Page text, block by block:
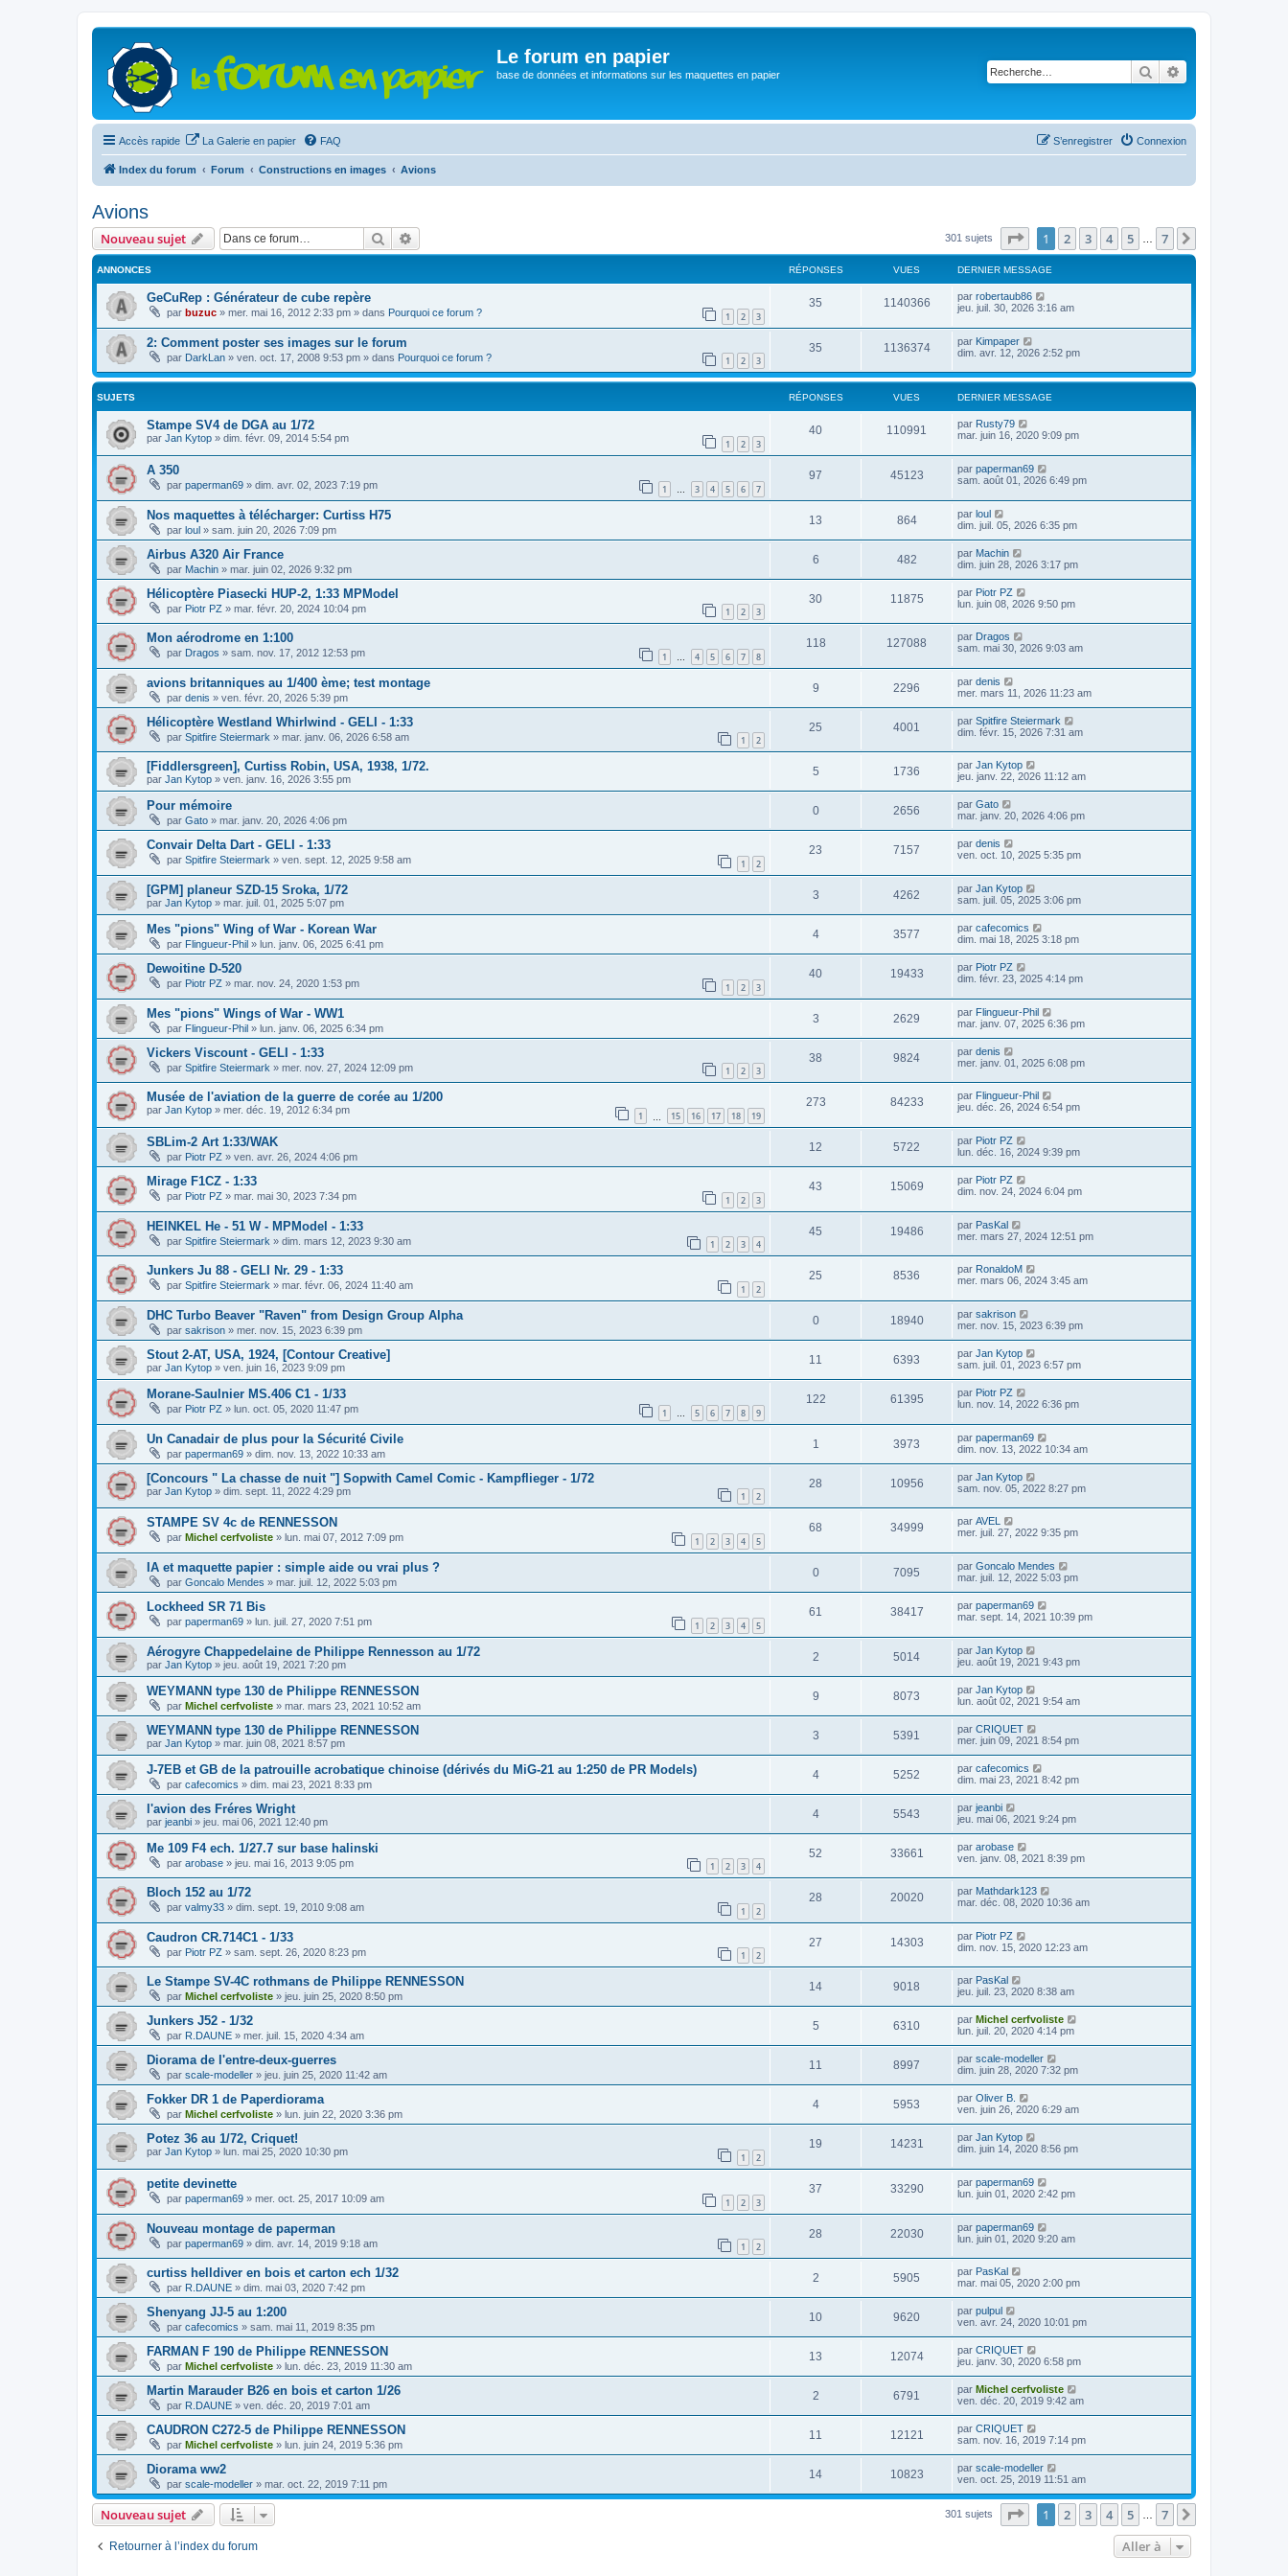
Le forum en papier
base de données et informations sur les maquettes en papier Rechercher
Accès rapide La Galerie en papier FAQ Connexion
S’enregistrer
Index du forum Forum Constructions en images Avions
Avions
Nouveau sujet Rechercher 301 sujets Page sur7
1 2 3 4 5 7
ANNONCES RÉPONSES VUES DERNIER MESSAGE
GeCuRep : Générateur de cube repère
par buzuc » mer. mai 16, 2012 2:33 pm » dans Pourquoi ce forum ? 1 2 3
35 1140366 par robertaub86
jeu. juil. 30, 2026 3:16 am
2: Comment poster ses images sur le forum
par DarkLan » ven. oct. 17, 2008 9:53 pm » dans Pourquoi ce forum ? 1 2 3
35 1136374 par Kimpaper
dim. avr. 12, 2026 2:52 pm
SUJETS RÉPONSES VUES DERNIER MESSAGE
Stampe SV4 de DGA au 1/72
par Jan Kytop » dim. févr. 09, 2014 5:54 pm 1 2 3
40 110991 par Rusty79
mar. juin 16, 2020 9:09 pm
A 350
par paperman69 » dim. avr. 02, 2023 7:19 pm 1 … 3 4 5 6 7
97 45123 par paperman69
sam. août 01, 2026 6:49 pm
Nos maquettes à télécharger: Curtiss H75
par loul » sam. juin 20, 2026 7:09 pm
13 864 par loul
dim. juil. 05, 2026 6:35 pm
Airbus A320 Air France
par Machin » mar. juin 02, 2026 9:32 pm
6 482 par Machin
dim. juin 28, 2026 3:17 pm
Hélicoptère Piasecki HUP-2, 1:33 MPModel
par Piotr PZ » mar. févr. 20, 2024 10:04 pm 1 2 3
30 11875 par Piotr PZ
lun. juin 08, 2026 9:50 pm
Mon aérodrome en 1:100
par Dragos » sam. nov. 17, 2012 12:53 pm 1 … 4 5 6 7 8
118 127088 par Dragos
sam. mai 30, 2026 9:03 am
avions britanniques au 1/400 ème; test montage
par denis » ven. févr. 20, 2026 5:39 pm
9 2296 par denis
mer. mars 11, 2026 11:23 am
Hélicoptère Westland Whirlwind - GELI - 1:33
par Spitfire Steiermark » mar. janv. 06, 2026 6:58 am 1 2
25 4001 par Spitfire Steiermark
dim. févr. 15, 2026 7:31 am
[Fiddlersgreen], Curtiss Robin, USA, 1938, 1/72.
par Jan Kytop » ven. janv. 16, 2026 3:55 pm
5 1736 par Jan Kytop
jeu. janv. 22, 2026 11:12 am
Pour mémoire
par Gato » mar. janv. 20, 2026 4:06 pm
0 2656 par Gato
mar. janv. 20, 2026 4:06 pm
Convair Delta Dart - GELI - 1:33
par Spitfire Steiermark » ven. sept. 12, 2025 9:58 am 1 2
23 7157 par denis
ven. oct. 10, 2025 5:35 pm
[GPM] planeur SZD-15 Sroka, 1/72
par Jan Kytop » mar. juil. 01, 2025 5:07 pm
3 4262 par Jan Kytop
sam. juil. 05, 2025 3:06 pm
Mes "pions" Wing of War - Korean War
par Flingueur-Phil » lun. janv. 06, 2025 6:41 pm
4 3577 par cafecomics
dim. mai 18, 2025 3:18 pm
Dewoitine D-520
par Piotr PZ » mar. nov. 24, 2020 1:53 pm 1 2 3
40 19433 par Piotr PZ
dim. févr. 23, 2025 4:14 pm
Mes "pions" Wings of War - WW1
par Flingueur-Phil » lun. janv. 06, 2025 6:34 pm
3 2629 par Flingueur-Phil
mar. janv. 07, 2025 6:36 pm
Vickers Viscount - GELI - 1:33
par Spitfire Steiermark » mer. nov. 27, 2024 12:09 pm 1 2 3
38 9824 par denis
mer. janv. 01, 2025 6:08 pm
Musée de l'aviation de la guerre de corée au 1/200
par Jan Kytop » mer. déc. 19, 2012 6:34 pm 1 15 16 17 18 19
273 84233 par Flingueur-Phil
jeu. déc. 26, 2024 6:54 pm
SBLim-2 Art 1:33/WAK
par Piotr PZ » ven. avr. 26, 2024 4:06 pm
12 5722 par Piotr PZ
lun. déc. 16, 2024 9:39 pm
Mirage F1CZ - 1:33
par Piotr PZ » mar. mai 30, 2023 7:34 pm 1 2 3
43 15069 par Piotr PZ
dim. nov. 24, 2024 6:04 pm
HEINKEL He - 51 W - MPModel - 1:33
par Spitfire Steiermark » dim. mars 12, 2023 9:30 am 1 2 3 4
45 19486 par PasKal
mer. mars 27, 2024 12:51 pm
Junkers Ju 88 - GELI Nr. 29 - 1:33
par Spitfire Steiermark » mar. févr. 06, 2024 11:40 am 1 2
25 8536 par RonaldoM
mer. mars 06, 2024 3:45 am
DHC Turbo Beaver "Raven" from Design Group Alpha
par sakrison » mer. nov. 15, 2023 6:39 pm
0 18940 par sakrison
mer. nov. 15, 2023 6:39 pm
Stout 2-AT, USA, 1924, [Contour Creative]
par Jan Kytop » ven. juin 16, 2023 9:09 pm
11 6393 par Jan Kytop
sam. juil. 01, 2023 6:57 pm
Morane-Saulnier MS.406 C1 - 1/33
par Piotr PZ » lun. oct. 05, 2020 11:47 pm 1 … 5 6 7 8 9
122 61395 par Piotr PZ
lun. nov. 14, 2022 6:36 pm
Un Canadair de plus pour la Sécurité Civile
par paperman69 » dim. nov. 13, 2022 10:33 am
1 3973 par paperman69
dim. nov. 13, 2022 10:34 am
[Concours " La chasse de nuit "] Sopwith Camel Comic - Kampflieger - 1/72
par Jan Kytop » dim. sept. 11, 2022 4:29 pm 1 2
28 10956 par Jan Kytop
sam. nov. 05, 2022 8:27 pm
STAMPE SV 4c de RENNESSON
par Michel cerfvoliste » lun. mai 07, 2012 7:09 pm 1 2 3 4 5
68 34999 par AVEL
mer. juil. 27, 2022 9:35 pm
IA et maquette papier : simple aide ou vrai plus ?
par Goncalo Mendes » mar. juil. 12, 2022 5:03 pm
0 7095 par Goncalo Mendes
mar. juil. 12, 2022 5:03 pm
Lockheed SR 71 Bis
par paperman69 » lun. juil. 27, 2020 7:51 pm 1 2 3 4 5
61 38417 par paperman69
mar. sept. 14, 2021 10:39 pm
Aérogyre Chappedelaine de Philippe Rennesson au 1/72
par Jan Kytop » jeu. août 19, 2021 7:20 pm
2 5014 par Jan Kytop
jeu. août 19, 2021 9:43 pm
WEYMANN type 130 de Philippe RENNESSON
par Michel cerfvoliste » mar. mars 23, 2021 10:52 am
9 8073 par Jan Kytop
lun. août 02, 2021 9:54 am
WEYMANN type 130 de Philippe RENNESSON
par Jan Kytop » mar. juin 08, 2021 8:57 pm
3 5391 par CRIQUET
mer. juin 09, 2021 8:54 pm
J-7EB et GB de la patrouille acrobatique chinoise (dérivés du MiG-21 au 1:250 de PR Models)
par cafecomics » dim. mai 23, 2021 8:33 pm
4 5252 par cafecomics
dim. mai 23, 2021 8:42 pm
l'avion des Fréres Wright
par jeanbi » jeu. mai 06, 2021 12:40 pm
4 5543 par jeanbi
jeu. mai 06, 2021 9:24 pm
Me 109 F4 ech. 1/27.7 sur base halinski
par arobase » jeu. mai 16, 2013 9:05 pm 1 2 3 4
52 33661 par arobase
ven. janv. 08, 2021 8:39 pm
Bloch 152 au 1/72
par valmy33 » dim. sept. 19, 2010 9:08 am 1 2
28 20020 par Mathdark123
mar. déc. 08, 2020 10:36 am
Caudron CR.714C1 - 1/33
par Piotr PZ » sam. sept. 26, 2020 8:23 pm 1 2
27 14303 par Piotr PZ
dim. nov. 15, 2020 12:23 am
Le Stampe SV-4C rothmans de Philippe RENNESSON
par Michel cerfvoliste » jeu. juin 25, 2020 8:50 pm
14 9018 par PasKal
jeu. juil. 23, 2020 8:38 am
Junkers J52 - 1/32
par R.DAUNE » mer. juil. 15, 2020 4:34 am
5 6310 par Michel cerfvoliste
lun. juil. 20, 2020 4:14 pm
Diorama de l'entre-deux-guerres
par scale-modeller » jeu. juin 25, 2020 11:42 am
11 8997 par scale-modeller
dim. juin 28, 2020 7:32 pm
Fokker DR 1 de Paperdiorama
par Michel cerfvoliste » lun. juin 22, 2020 3:36 pm
4 5953 par Oliver B.
ven. juin 26, 2020 6:29 am
Potez 36 au 1/72, Criquet!
par Jan Kytop » lun. mai 25, 2020 10:30 pm 1 2
19 14231 par Jan Kytop
dim. juin 14, 2020 8:56 pm
petite devinette
par paperman69 » mer. oct. 25, 2017 10:09 am 1 2 3
37 33290 par paperman69
lun. juin 01, 2020 2:42 pm
Nouveau montage de paperman
par paperman69 » dim. avr. 14, 2019 9:18 am 1 2
28 22030 par paperman69
lun. juin 01, 2020 9:20 am
curtiss helldiver en bois et carton ech 1/32
par R.DAUNE » dim. mai 03, 2020 7:42 pm
2 5905 par PasKal
mar. mai 05, 2020 2:00 pm
Shenyang JJ-5 au 1:200
par cafecomics » sam. mai 11, 2019 8:35 pm
10 9620 par pulpul
ven. avr. 24, 2020 10:01 pm
FARMAN F 190 de Philippe RENNESSON
par Michel cerfvoliste » lun. déc. 23, 2019 11:30 am
13 12074 par CRIQUET
jeu. janv. 30, 2020 6:58 pm
Martin Marauder B26 en bois et carton 1/26
par R.DAUNE » ven. déc. 20, 2019 7:01 am
2 6791 par Michel cerfvoliste
ven. déc. 20, 2019 9:42 am
CAUDRON C272-5 de Philippe RENNESSON
par Michel cerfvoliste » lun. juin 24, 2019 5:36 pm
11 12121 par CRIQUET
sam. nov. 16, 2019 7:14 pm
Diorama ww2
par scale-modeller » mar. oct. 22, 2019 7:11 pm
14 10823 par scale-modeller
ven. oct. 25, 2019 11:51 am
Nouveau sujet 301 sujets Page sur7
1 2 3 4 5 7
Retourner à l’index du forum Aller à